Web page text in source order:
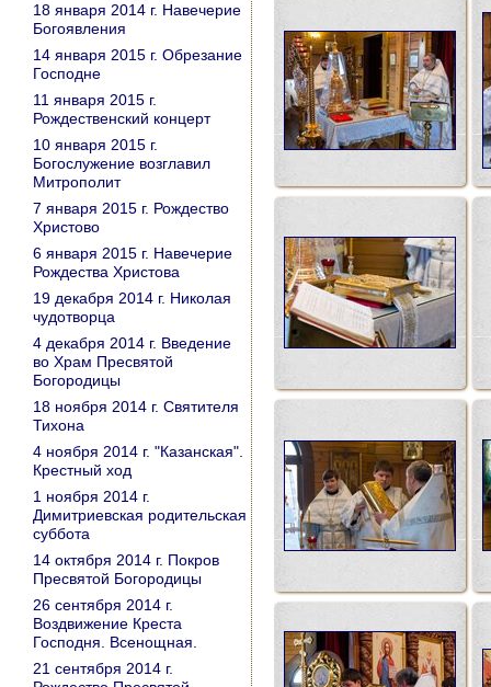
18 января 2014 г. Навечерие
Богоявления
14 января 2015 г. Обрезание
Господне
11 января 2015 г.
Рождественский концерт
10 января 2015 г.
Богослужение возглавил
Митрополит
7 января 2015 г. Рождество
Христово
6 января 2015 г. Навечерие
Рождества Христова
19 декабря 2014 г. Николая
чудотворца
4 декабря 2014 г. Введение
во Храм Пресвятой
Богородицы
18 ноября 2014 г. Святителя
Тихона
4 ноября 2014 г. "Казанская".
Крестный ход
1 ноября 2014 г.
Димитриевская родительская
суббота
14 октября 2014 г. Покров
Пресвятой Богородицы
26 сентября 2014 г.
Воздвижение Креста
Господня. Всенощная.
21 сентября 2014 г.